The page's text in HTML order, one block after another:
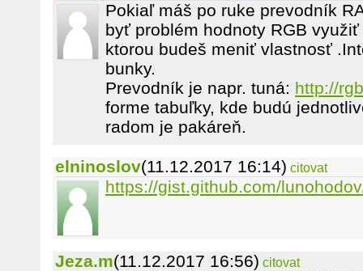
Pokiaľ máš po ruke prevodník
byť problém hodnoty RGB
ktorou budeš meniť vlastnosť
bunky.
Prevodník je napr. tuná: http://
forme tabuľky, kde budú
radom je pakáreň.
elninoslov(11.12.2017 16:14) citovat
https://gist.github.com/
Jeza.m(11.12.2017 16:56) citovat